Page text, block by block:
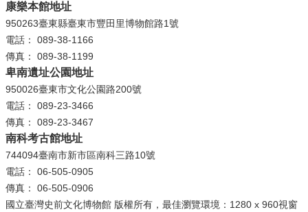
認
識
我
們
便
民
服
務
性
別
平
康樂本館地址
950263臺東縣臺東市豐田里博物館路1號
電話： 089-38-1166
傳真： 089-38-1199
卑南遺址公園地址
950026臺東市文化公園路200號
電話： 089-23-3466
傳真： 089-23-3467
南科考古館地址
744094臺南市新市區南科三路10號
電話： 06-505-0905
傳真： 06-505-0906
國立臺灣史前文化博物館 版權所有，最佳瀏覽環境：1280 x 960視窗